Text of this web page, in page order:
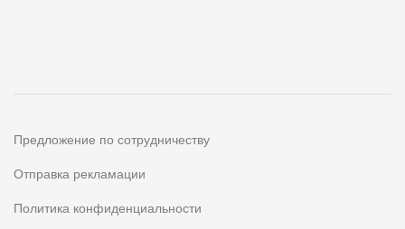
Предложение по сотрудничеству
Отправка рекламации
Политика конфиденциальности